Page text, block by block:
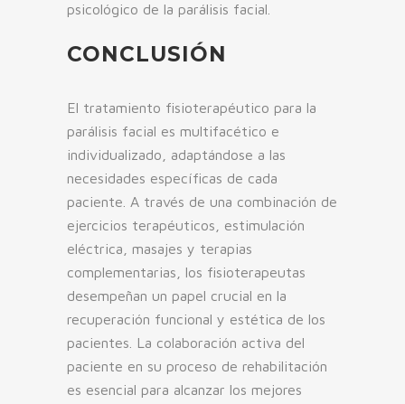
psicológico de la parálisis facial.
CONCLUSIÓN
El tratamiento fisioterapéutico para la
parálisis facial es multifacético e
individualizado, adaptándose a las
necesidades específicas de cada
paciente. A través de una combinación de
ejercicios terapéuticos, estimulación
eléctrica, masajes y terapias
complementarias, los fisioterapeutas
desempeñan un papel crucial en la
recuperación funcional y estética de los
pacientes. La colaboración activa del
paciente en su proceso de rehabilitación
es esencial para alcanzar los mejores